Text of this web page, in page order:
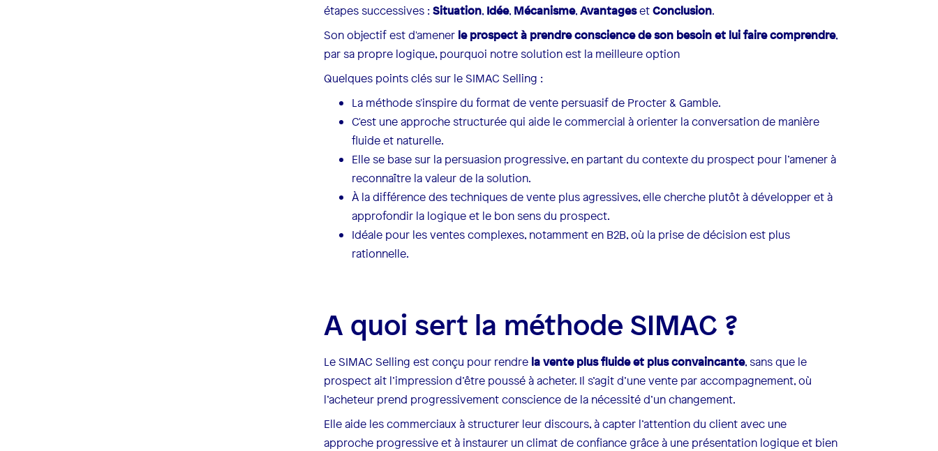
étapes successives : Situation, Idée, Mécanisme,AvantagesetConclusion.
Son objectif est d'amener le prospect à prendre conscience de son besoin et lui faire comprendre,
par sa propre logique, pourquoi notre solution est la meilleure option
Quelques points clés sur le SIMAC Selling :
La méthode s'inspire du format de vente persuasif de Procter & Gamble.
C'est une approche structurée qui aide le commercial à orienter la conversation de manière
fluide et naturelle.
Elle se base sur la persuasion progressive, en partant du contexte du prospect pour l’amener à
reconnaître la valeur de la solution.
À la différence des techniques de vente plus agressives, elle cherche plutôt à développer et à
approfondir la logique et le bon sens du prospect.
Idéale pour les ventes complexes, notamment en B2B, où la prise de décision est plus
rationnelle.
A quoi sert la méthode SIMAC ?
Le SIMAC Selling est conçu pour rendre la vente plus fluide et plus convaincante, sans que le
prospect ait l’impression d’être poussé à acheter. Il s’agit d’une vente par accompagnement, où
l’acheteur prend progressivement conscience de la nécessité d’un changement.
Elle aide les commerciaux à structurer leur discours, à capter l’attention du client avec une
approche progressive et à instaurer un climat de confiance grâce à une présentation logique et bien